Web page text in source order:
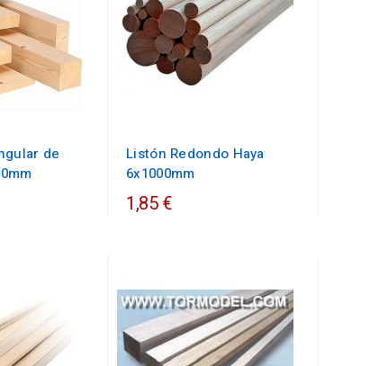
de
Listón Redondo Haya
6x1000mm
1,85 €